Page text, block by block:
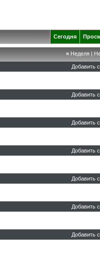
Сегодня
« Неделя |
Добавить
Добавить
Добавить
Добавить
Добавить
Добавить
Добавить